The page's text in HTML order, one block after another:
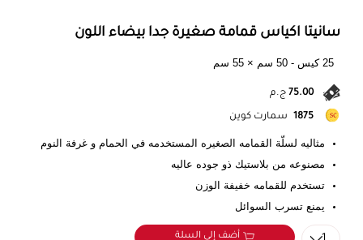
سانيتا اكياس قمامة صغيرة جدا بيضاء اللون
75.00 ج.م
1875 سمارت كوين
مثاليه لسلّة القمامه الصغيره المستخدمه في الحمام و غرفة النوم
مصنوعه من بلاستيك ذو جوده عاليه
تستخدم للقمامه خفيفة الوزن
يمنع تسرب السوائل
أضف إلى السلة